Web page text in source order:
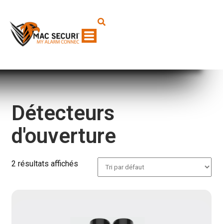
Détecteurs
d'ouverture
2 résultats affichés